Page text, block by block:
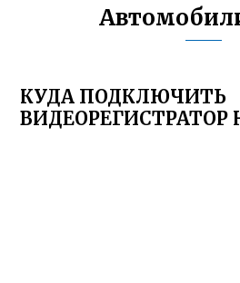
КУДА ПОДКЛЮЧИТЬ
ВИДЕОРЕГИСТРАТОР